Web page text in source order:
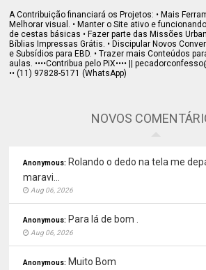
A Contribuição financiará os Projetos: • Mais
Melhorar visual. • Manter o Site ativo e
de cestas básicas • Fazer parte das Missões
Bíblias Impressas Grátis. • Discipular Novos
e Subsídios para EBD. • Trazer mais Conteúdos
aulas. ••••Contribua pelo PiX•••• ||
•• (11) 97828-5171 (WhatsApp)
NOVOS
Anonymous: Rolando o dedo na tela me
maravi...
Aug 06, 2026
Anonymous: Para lá de bom .
Aug 06, 2026
Anonymous: Muito Bom